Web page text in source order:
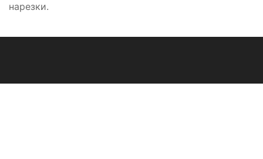
нарезки.